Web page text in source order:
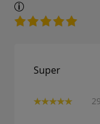
Super